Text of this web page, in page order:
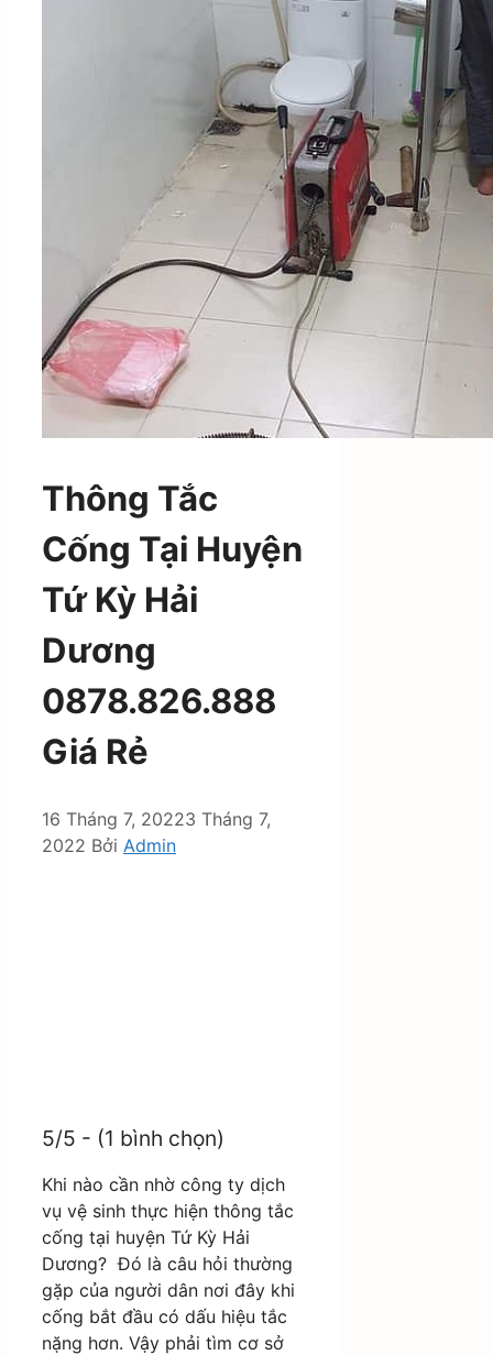
Thông Tắc
Cống Tại Huyện
Tứ Kỳ Hải
Dương
0878.826.888
Giá Rẻ
16 Tháng 7, 20223 Tháng 7,
2022 Bởi Admin
5/5 - (1 bình chọn)
Khi nào cần nhờ công ty dịch
vụ vệ sinh thực hiện thông tắc
cống tại huyện Tứ Kỳ Hải
Dương?Đó là câu hỏi thường
gặp của người dân nơi đây khi
cống bắt đầu có dấu hiệu tắc
nặng hơn. Vậy phải tìm cơ sở